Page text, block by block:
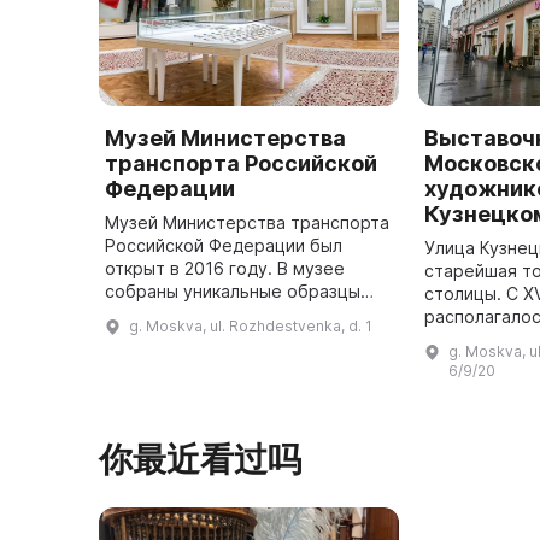
Музей Министерства
транспорта Российской
Федерации
Музей Министерства транспорта
Российской Федерации был
открыт в 2016 году. В музее
собраны уникальные образцы
отличия, других предметов
g. Moskva, ul. Rozhdestvenka, d. 1
Улица
старейшая
столицы. С
модными
g. Moskva,
6/9/20
你最近看过吗